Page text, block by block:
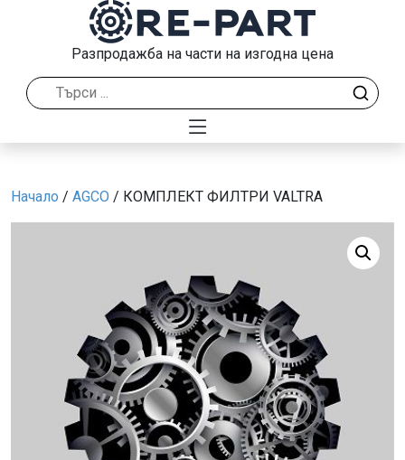
Разпродажба на части на изгодна цена
Начало / AGCO / КОМПЛЕКТ ФИЛТРИ VALTRA